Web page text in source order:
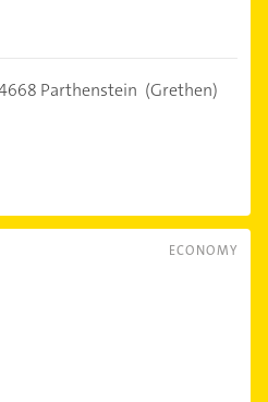
Parthenstein (Grethen)
ECONOMY